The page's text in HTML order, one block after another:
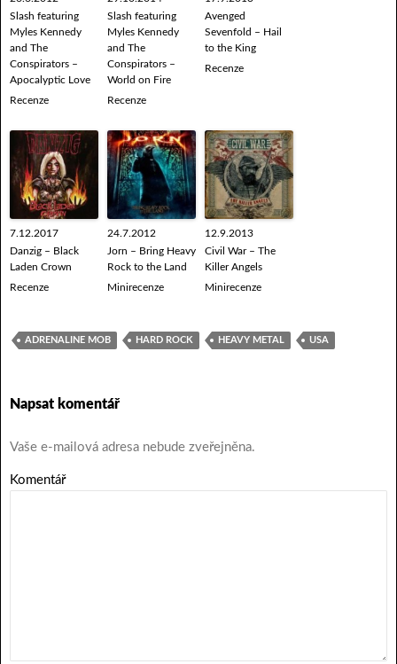
Slash featuring
Myles Kennedy
and The
Conspirators –
Apocalyptic Love
Recenze
Slash featuring
Myles Kennedy
and The
Conspirators –
World on Fire
Recenze
Avenged
Sevenfold – Hail
to the King
Recenze
7.12.2017
Danzig – Black
Laden Crown
Recenze
24.7.2012
Jorn – Bring Heavy
Rock to the Land
Minirecenze
12.9.2013
Civil War – The
Killer Angels
Minirecenze
ADRENALINE MOB HARD ROCK HEAVY METAL USA
Napsat komentář
Vaše e-mailová adresa nebude zveřejněna.
Komentář